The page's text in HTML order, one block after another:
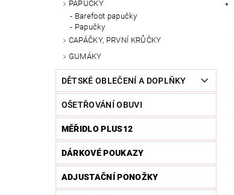
PAPUČKY
Barefoot papučky
Papučky
CAPÁČKY, PRVNÍ KRŮČKY
GUMÁKY
DĚTSKÉ OBLEČENÍ A DOPLŇKY
OŠETŘOVÁNÍ OBUVI
MĚŘIDLO PLUS12
DÁRKOVÉ POUKAZY
ADJUSTAČNÍ PONOŽKY